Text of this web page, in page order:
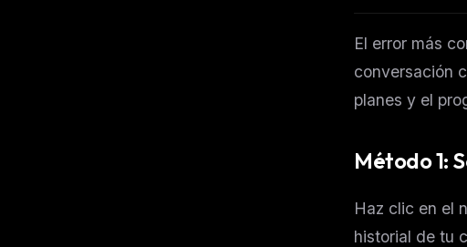
El error más
conversación
planes y el
Método 1:
Haz clic en el
historial de tu